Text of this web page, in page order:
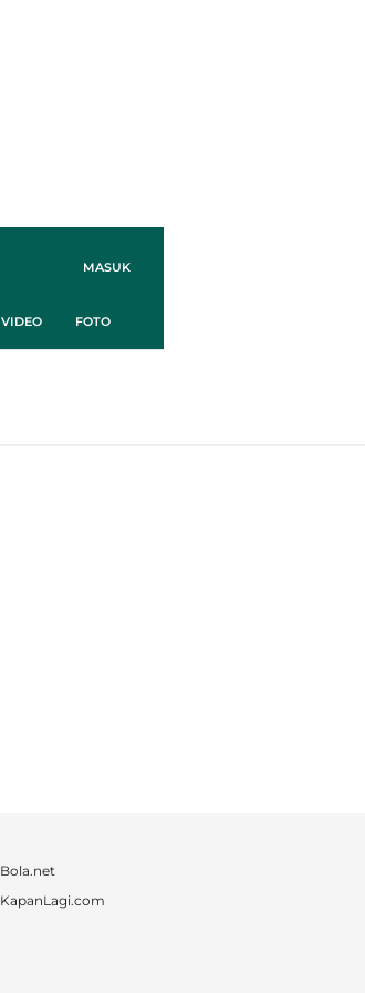
MASUK
VIDEO FOTO
Bola.net
KapanLagi.com